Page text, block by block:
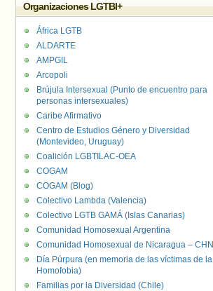
Organizaciones LGTBI+
África LGTB
ALDARTE
AMPGIL
Arcopoli
Brújula Intersexual (Punto de encuentro para
personas intersexuales)
Caribe Afirmativo
Centro de Estudios Género y Diversidad
(Montevideo, Uruguay)
Coalición LGBTILAC-OEA
COGAM
COGAM (Blog)
Colectivo Lambda (Valencia)
Colectivo LGTB GAMÁ (Islas Canarias)
Comunidad Homosexual Argentina
Comunidad Homosexual de Nicaragua – CHN
Día Púrpura (en memoria de las víctimas de la
Homofobia)
Familias por la Diversidad (Chile)